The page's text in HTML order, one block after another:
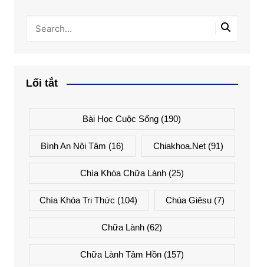
Lối tắt
Bài Học Cuộc Sống (190)
Bình An Nội Tâm (16) Chiakhoa.net (91)
Chìa Khóa Chữa Lành(25)
Chìa Khóa Tri Thức (104) Chúa Giêsu(7)
Chữa Lành (62)
Chữa Lành Tâm Hồn(157)